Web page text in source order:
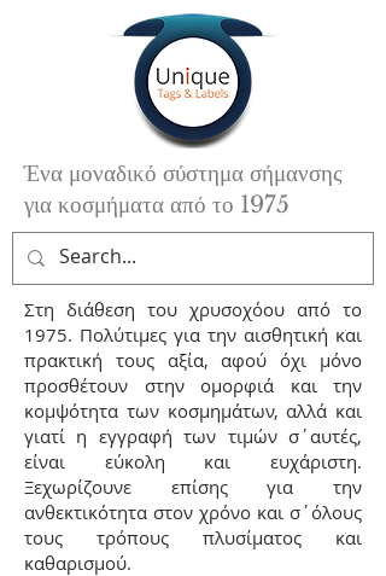
Ένα μοναδικό σύστημα σήμανσης
για κοσμήματα από το 1975
Στη διάθεση του χρυσοχόου από το
1975. Πολύτιμες για την αισθητική και
πρακτική τους αξία, αφού όχι μόνο
προσθέτουν στην ομορφιά και την
κομψότητα των κοσμημάτων, αλλά και
γιατί η εγγραφή των τιμών σ΄αυτές,
είναι εύκολη και ευχάριστη.
Ξεχωρίζουνε επίσης για την
ανθεκτικότητα στον χρόνο και σ΄όλους
τους τρόπους πλυσίματος και
καθαρισμού.